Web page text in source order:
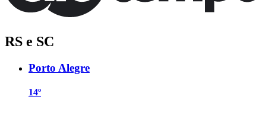
RS e SC
Porto Alegre
14º